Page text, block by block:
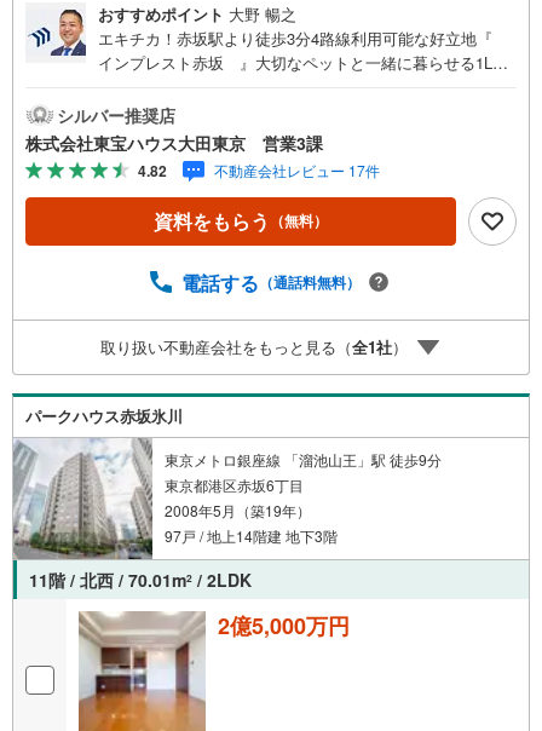
おすすめポイント 大野 暢之
エキチカ！赤坂駅より徒歩3分4路線利用可能な好立地『
インプレスト赤坂 』大切なペットと一緒に暮らせる1LDK
コニーにつき陽当り良好 納得の収納力 WIC付ですっきりと
したお部屋へ キッチンには浄水器付で日々の家事をサポー
ト 浴室乾燥機やミストサウナ完備でバスタイムも快適に 乾
燥も空気の汚れもなく快適な床暖房完備～東京、川崎エリ
アの「住まい」探しに確かな安心と満足を～ 東宝ハウス大
田東京ならではの高品質なサービスをお届けします。各種
ライフプランのシミュレーションお電話よりお問い合わせ
をもらう】【室内・現地を見学する】ボタンよりご予約い
ただくとご見学がスムーズにご案内できます。お客様のお
住まいへの「希望」を形にするべく全力でお手伝いさせて
いただきます。お会いできる日を心待ちにしております。
シルバー推奨店
株式会社東宝ハウス大田東京 営業3課
4.82 不動産会社レビュー 17件
資料をもらう （無料）
電話する （通話料無料）
取り扱い不動産会社をもっと見る（全1社）
パークハウス赤坂氷川
東京メトロ銀座線 「溜池山王」駅 徒歩9分
東京都港区赤坂6丁目
2008年5月（築19年）
97戸 / 地上14階建 地下3階
11階 / 北西 / 70.01m2 / 2LDK
2億5,000万円